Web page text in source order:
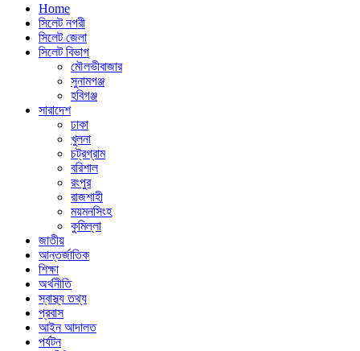
Home
সিলেট নগরী
সিলেট জেলা
সিলেট বিভাগ
মৌলভীবাজার
সুনামগঞ্জ
হবিগঞ্জ
সারাদেশ
ঢাকা
খুলনা
চট্রগ্রাম
বরিশাল
রংপুর
রাজশাহী
ময়মনসিংহ
কুমিল্লা
জাতীয়
আন্তর্জাতিক
শিক্ষা
অর্থনীতি
স্বাস্থ্য তথ্য
প্রবাস
আইন আদালত
পর্যটন